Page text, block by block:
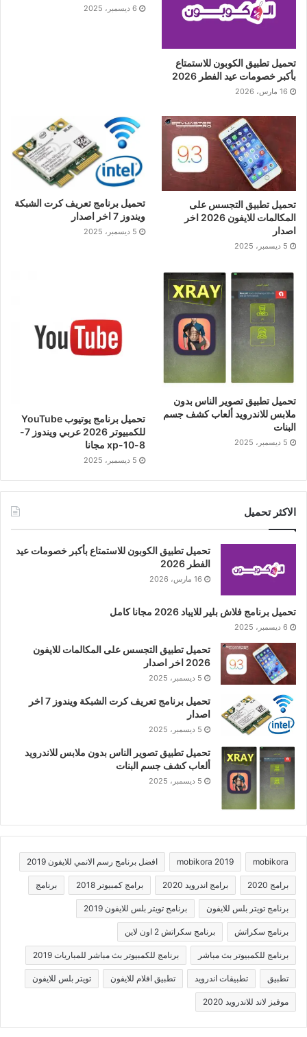
تحميل تطبيق الكوبون للاستمتاع
بأكبر خصومات عيد الفطر 2026
16 مارس، 2026
6 ديسمبر، 2025
تحميل تطبيق التجسس على
المكالمات للايفون 2026 اخر
اصدار
5 ديسمبر، 2025
تحميل برنامج تعريف كرت الشبكة
ويندوز 7 اخر اصدار
5 ديسمبر، 2025
تحميل تطبيق تصوير الناس بدون
ملابس للاندرويد ألعاب كشف جسم
البنات
5 ديسمبر، 2025
تحميل برنامج يوتيوب YouTube
للكمبيوتر 2026 عربي ويندوز 7-
8-10-xp مجانا
5 ديسمبر، 2025
الاكثر تحميل
تحميل تطبيق الكوبون للاستمتاع بأكبر خصومات عيد
الفطر 2026
16 مارس، 2026
تحميل برنامج فلاش بلير للايباد 2026 مجانا كامل
6 ديسمبر، 2025
تحميل تطبيق التجسس على المكالمات للايفون
2026 اخر اصدار
5 ديسمبر، 2025
تحميل برنامج تعريف كرت الشبكة ويندوز 7 اخر
اصدار
5 ديسمبر، 2025
تحميل تطبيق تصوير الناس بدون ملابس للاندرويد
ألعاب كشف جسم البنات
5 ديسمبر، 2025
mobikora
mobikora 2019 افضل برنامج رسم الانمي للايفون 2019
برامج 2020 برامج اندرويد 2020 برامج كمبيوتر 2018 برنامج
برنامج تويتر بلس للايفون برنامج تويتر بلس للايفون 2019
برنامج سكراتش برنامج سكراتش 2 اون لاين
برنامج للكمبيوتر بث مباشر برنامج للكمبيوتر بث مباشر للمباريات 2019
تطبيق تطبيقات اندرويد تطبيق افلام للايفون تويتر بلس للايفون
موفيز لاند للاندرويد 2020